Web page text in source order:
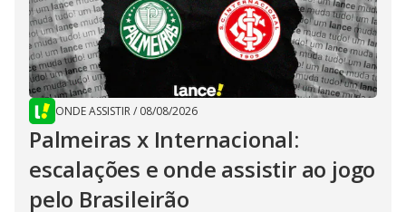
ONDE ASSISTIR/ 08/08/2026
Palmeiras x Internacional:
escalações e onde assistir ao jogo
pelo Brasileirão